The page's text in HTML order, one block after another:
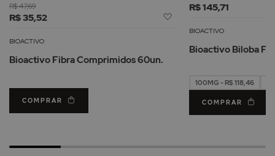
R$ 35,52
R$ 47,69
BIOACTIVO
Bioactivo Fibra Comprimidos 60un.
COMPRAR
R$ 145,71
BIOACTIVO
Bioactivo Biloba
100MG - R$ 118,46
COMPRAR